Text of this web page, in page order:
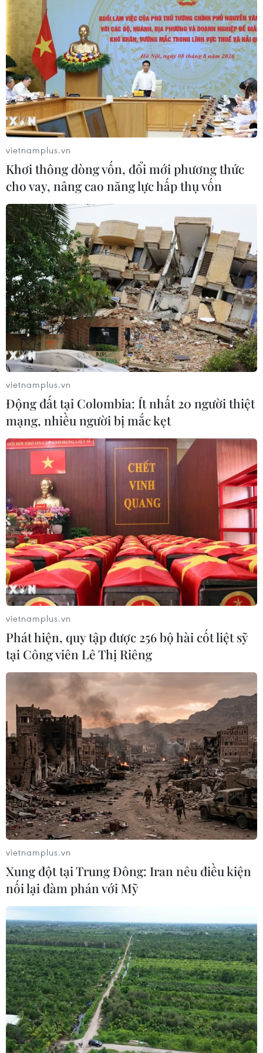
TIN CÙNG CHUYÊN MỤC
vietnamplus.vn
Khơi thông dòng vốn, đổi mới phương thức
cho vay, nâng cao năng lực hấp thụ vốn
vietnamplus.vn
Động đất tại Colombia: Ít nhất 20 người thiệt
mạng, nhiều người bị mắc kẹt
vietnamplus.vn
Phát hiện, quy tập được 256 bộ hài cốt liệt sỹ
tại Công viên Lê Thị Riêng
vietnamplus.vn
Xung đột tại Trung Đông: Iran nêu điều kiện
nối lại đàm phán với Mỹ